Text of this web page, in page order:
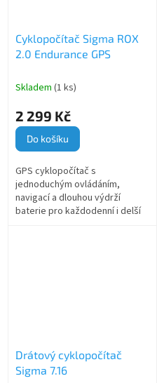
Cyklopočítač Sigma ROX
2.0 Endurance GPS
Skladem (1 ks)
2 299 Kč
Do košíku
GPS cyklopočítač s
jednoduchým ovládáním,
navigací a dlouhou výdrží
baterie pro každodenní i delší
Drátový cyklopočítač
Sigma 7.16